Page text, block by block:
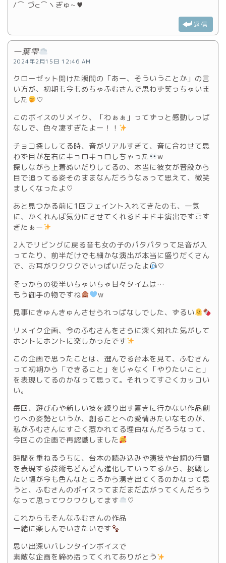
/⌒ づ⊂⌒ヽぎゅ~♥
返信
一葉雫
2024年2月15日 12:46 AM
クローゼット開けた瞬間の「あー、そういうことか」の言
い方が、初期も今もめちゃふむさんで思わず笑っちゃいま
した
♡
このボイスのリメイク、「わぁぁ」ってずっと感動しっぱ
なしで、色々凄すぎたよー！！
チョコ探ししてる時、音がリアルすぎて、音に合わせて思
わず目が左右にキョロキョロしちゃった
w
探しながら上着ぬいだりしてるの、本当に彼女が普段から
目で追ってる姿そのままなんだろうなぁって思えて、微笑
ましくなったよ♡
あと見つかる前に1回フェイント入れてきたのも、一気
に、かくれんぼ気分にさせてくれるドキドキ演出ですごす
ぎたぁー
2人でリビングに戻る音も女の子のパタパタって足音が入
ってたり、前半だけでも細かな演出が本当に盛りだくさん
で、お耳がワクワクでいっぱいだったよ
♡
そっからの後半いちゃいちゃ甘々タイムは…
もう御手の物ですね
w
見事にきゅんきゅんさせられっぱなしでした、ずるい
リメイク企画、今のふむさんをさらに深く知れた気がして
ホントにホントに楽しかったです
この企画で思ったことは、選んでる台本を見て、ふむさん
って初期から「できること」をじゃなく「やりたいこと」
を表現してるのかなって思って。それってすごくカッコい
い。
毎回、遊び心や新しい技を繰り出す置きに行かない作品創
りへの姿勢というか、創ることへの愛情みたいなものが、
私がふむさんにすごく惹かれてる理由なんだろうなって、
今回この企画で再認識しました
時間を重ねるうちに、台本の読み込みや演技や台詞の行間
を表現する技術もどんどん進化していってるから、挑戦し
たい幅が今も色んなところから湧き出てくるのかなって思
うと、ふむさんのボイスってまだまだ広がってくんだろう
なって思ってワクワクしてます
♡
これからもそんなふむさんの作品
一緒に楽しんでいきたいです
思い出深いバレンタインボイスで
素敵な企画を締め括ってくれてありがとう